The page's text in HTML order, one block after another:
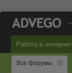
Работа в
Все форумы